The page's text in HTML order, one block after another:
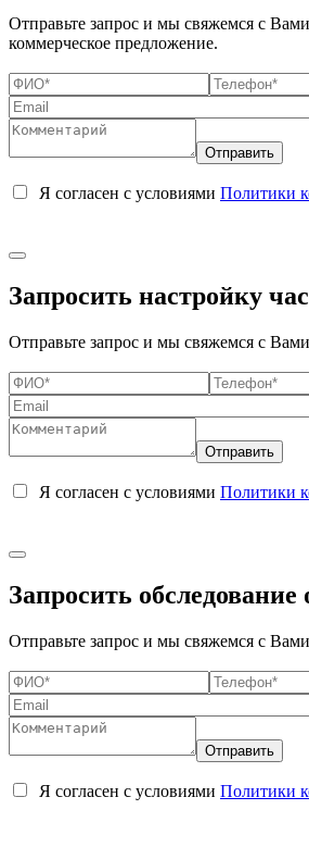
Отправьте запрос и мы свяжемся с
коммерческое предложение.
Я согласен с условиями Политики
Запросить настройку
Отправьте запрос и мы свяжемся с
Я согласен с условиями Политики
Запросить обследование
Отправьте запрос и мы свяжемся с
Я согласен с условиями Политики